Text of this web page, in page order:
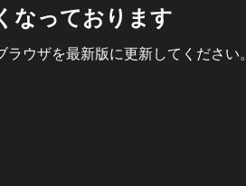
なっております
ウザを最新版に更新してください。